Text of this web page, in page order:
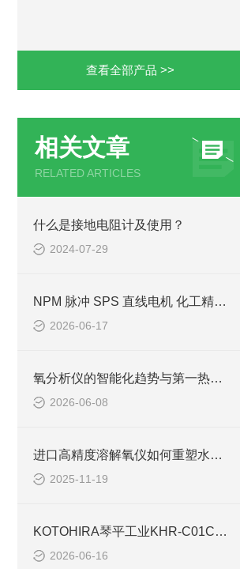
查看全部产品 >>
相关文章
RELATED ARTICLES
什么是接地电阻计及使用？
2024-07-29
NPM 脉冲 SPS 直线电机 化工精密过滤设备自动清洗系统应用
2026-06-17
氧分析仪的智能化趋势与第一热研的未来发展
2026-06-08
进口高精度溶解氧仪如何重塑水质监测行业？
2025-11-19
KOTOHIRA琴平工业KHR-C01C衣物除尘机洁净室应用技术分析
2026-06-16